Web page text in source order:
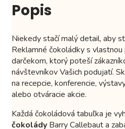
Popis
Niekedy stačí malý detail, aby
Reklamné čokoládky s
darčekom, ktorý poteší
návštevníkov Vašich podujatí.
na recepcie, konferencie,
alebo otváracie akcie.
Každá čokoládová tabuľka je
čokolády Barry Callebaut a